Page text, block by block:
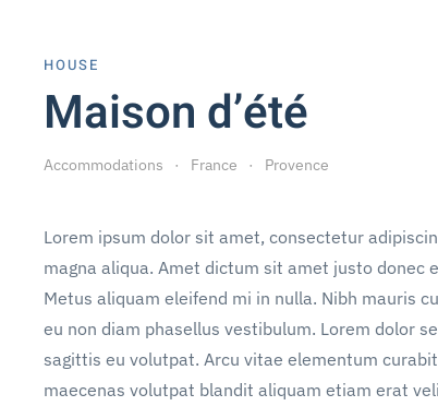
HOUSE
Maison d’été
Accommodations France Provence
Lorem ipsum dolor sit amet, consectetur
magna aliqua. Amet dictum sit amet justo donec
Metus aliquam eleifend mi in nulla. Nibh mauris
eu non diam phasellus vestibulum. Lorem dolor
sagittis eu volutpat. Arcu vitae elementum
maecenas volutpat blandit aliquam etiam erat